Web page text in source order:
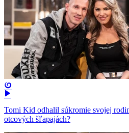
Tomi Kid odhalil súkromie svojej
otcových šľapajách?